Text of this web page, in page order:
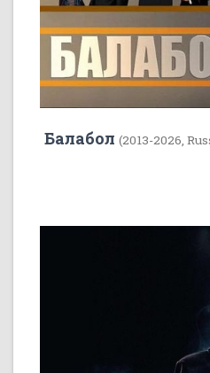
Балабол (2013-2026,